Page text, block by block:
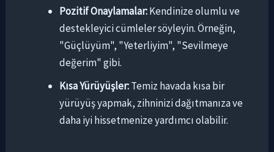
Pozitif Onaylamalar:Kendinize olumlu ve
destekleyici cümleler söyleyin. Örneğin,
"Güçlüyüm", "Yeterliyim", "Sevilmeye
değerim" gibi.
Kısa Yürüyüşler:Temiz havada kısa bir
yürüyüş yapmak, zihninizi dağıtmanıza ve
daha iyi hissetmenize yardımcı olabilir.